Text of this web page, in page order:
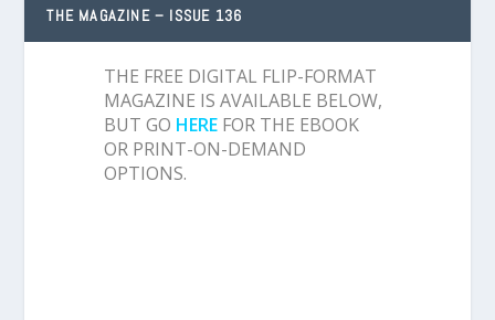
THE MAGAZINE – ISSUE 136
THE FREE DIGITAL FLIP-FORMAT
MAGAZINE IS AVAILABLE BELOW,
BUT GO HERE FOR THE EBOOK
OR PRINT-ON-DEMAND
OPTIONS.